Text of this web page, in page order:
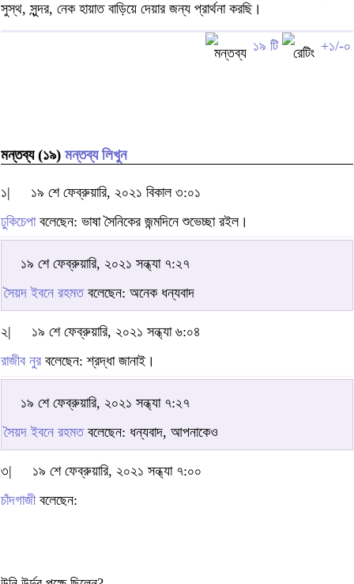
সুস্থ, সুন্দর, নেক হায়াত বাড়িয়ে দেয়ার জন্য প্রার্থনা করছি।
১৯ টি +১/-০
মন্তব্য (১৯) মন্তব্য লিখুন
১|
১৯ শে ফেব্রুয়ারি, ২০২১ বিকাল ৩:০১
ঢুকিচেপাবলেছেন: ভাষা সৈনিকের জন্মদিনে শুভেচ্ছা রইল।
১৯ শে ফেব্রুয়ারি, ২০২১ সন্ধ্যা ৭:২৭
সৈয়দ ইবনে রহমতবলেছেন: অনেক ধন্যবাদ
২|
১৯ শে ফেব্রুয়ারি, ২০২১ সন্ধ্যা ৬:০৪
রাজীব নুর বলেছেন: শ্রদ্ধা জানাই।
১৯ শে ফেব্রুয়ারি, ২০২১ সন্ধ্যা ৭:২৭
সৈয়দ ইবনে রহমতবলেছেন: ধন্যবাদ, আপনাকেও
৩|
১৯ শে ফেব্রুয়ারি, ২০২১ সন্ধ্যা ৭:০০
চাঁদগাজীবলেছেন: